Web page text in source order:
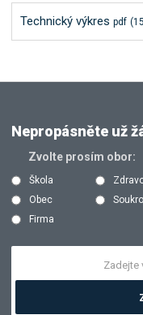
Technický výkres pdf
Nepropásněte už
Zvolte prosím obor:
Škola
Obec
Firma